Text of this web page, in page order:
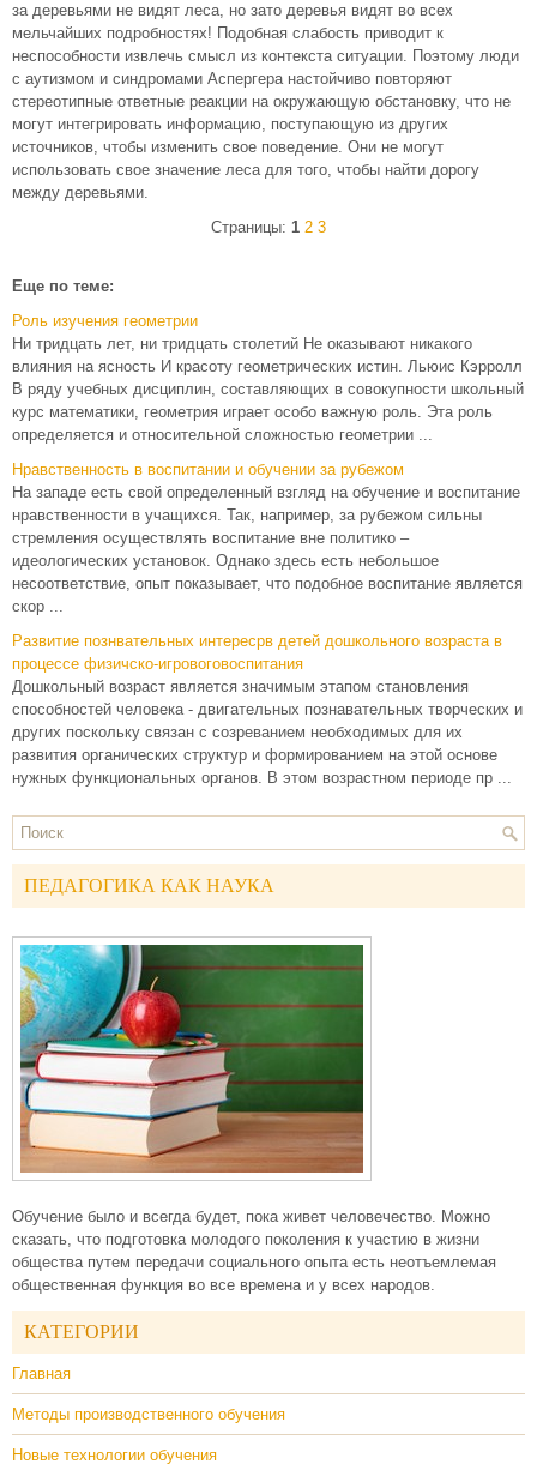
за деревьями не видят леса, но зато деревья видят во всех
мельчайших подробностях! Подобная слабость приводит к
неспособности извлечь смысл из контекста ситуации. Поэтому люди
с аутизмом и синдромами Аспергера настойчиво повторяют
стереотипные ответные реакции на окружающую обстановку, что не
могут интегрировать информацию, поступающую из других
источников, чтобы изменить свое поведение. Они не могут
использовать свое значение леса для того, чтобы найти дорогу
между деревьями.
Страницы: 1 2 3
Еще по теме:
Роль изучения геометрии
Ни тридцать лет, ни тридцать столетий Не оказывают никакого
влияния на ясность И красоту геометрических истин. Льюис Кэрролл
В ряду учебных дисциплин, составляющих в совокупности школьный
курс математики, геометрия играет особо важную роль. Эта роль
определяется и относительной сложностью геометрии ...
Нравственность в воспитании и обучении за рубежом
На западе есть свой определенный взгляд на обучение и воспитание
нравственности в учащихся. Так, например, за рубежом сильны
стремления осуществлять воспитание вне политико –
идеологических установок. Однако здесь есть небольшое
несоответствие, опыт показывает, что подобное воспитание является
скор ...
Развитие познвательных интересрв детей дошкольного возраста в
процессе физичско-игровоговоспитания
Дошкольный возраст является значимым этапом становления
способностей человека - двигательных познавательных творческих и
других поскольку связан с созреванием необходимых для их
развития органических структур и формированием на этой основе
нужных функциональных органов. В этом возрастном периоде пр ...
ПЕДАГОГИКА КАК НАУКА
Обучение было и всегда будет, пока живет человечество. Можно
сказать, что подготовка молодого поколения к участию в жизни
общества путем передачи социального опыта есть неотъемлемая
общественная функция во все времена и у всех народов.
КАТЕГОРИИ
Главная
Методы производственного обучения
Новые технологии обучения